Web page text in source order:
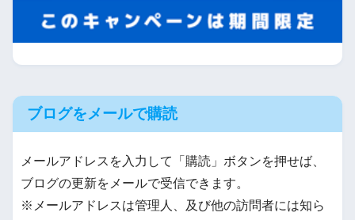
ブログをメールで購読
メールアドレスを入力して「購読」ボタンを押せば、
ブログの更新をメールで受信できます。
※メールアドレスは管理人、及び他の訪問者には知ら